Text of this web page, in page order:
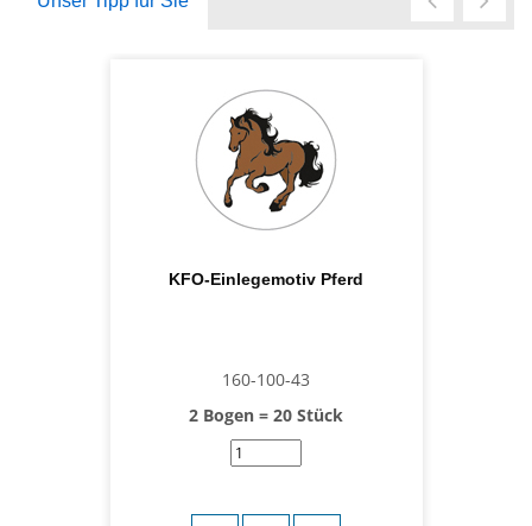
KFO-Einlegemotiv Pferd
160-100-43
2 Bogen = 20 Stück